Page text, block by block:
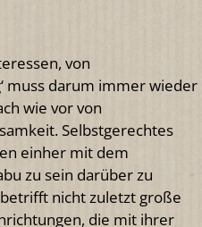
von
muss darum immer wieder
wie vor von
Selbstgerechtes
einher mit dem
zu sein darüber zu
nicht zuletzt große
die mit ihrer